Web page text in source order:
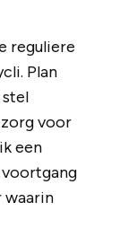
reguliere
Plan
voor
een
waarin